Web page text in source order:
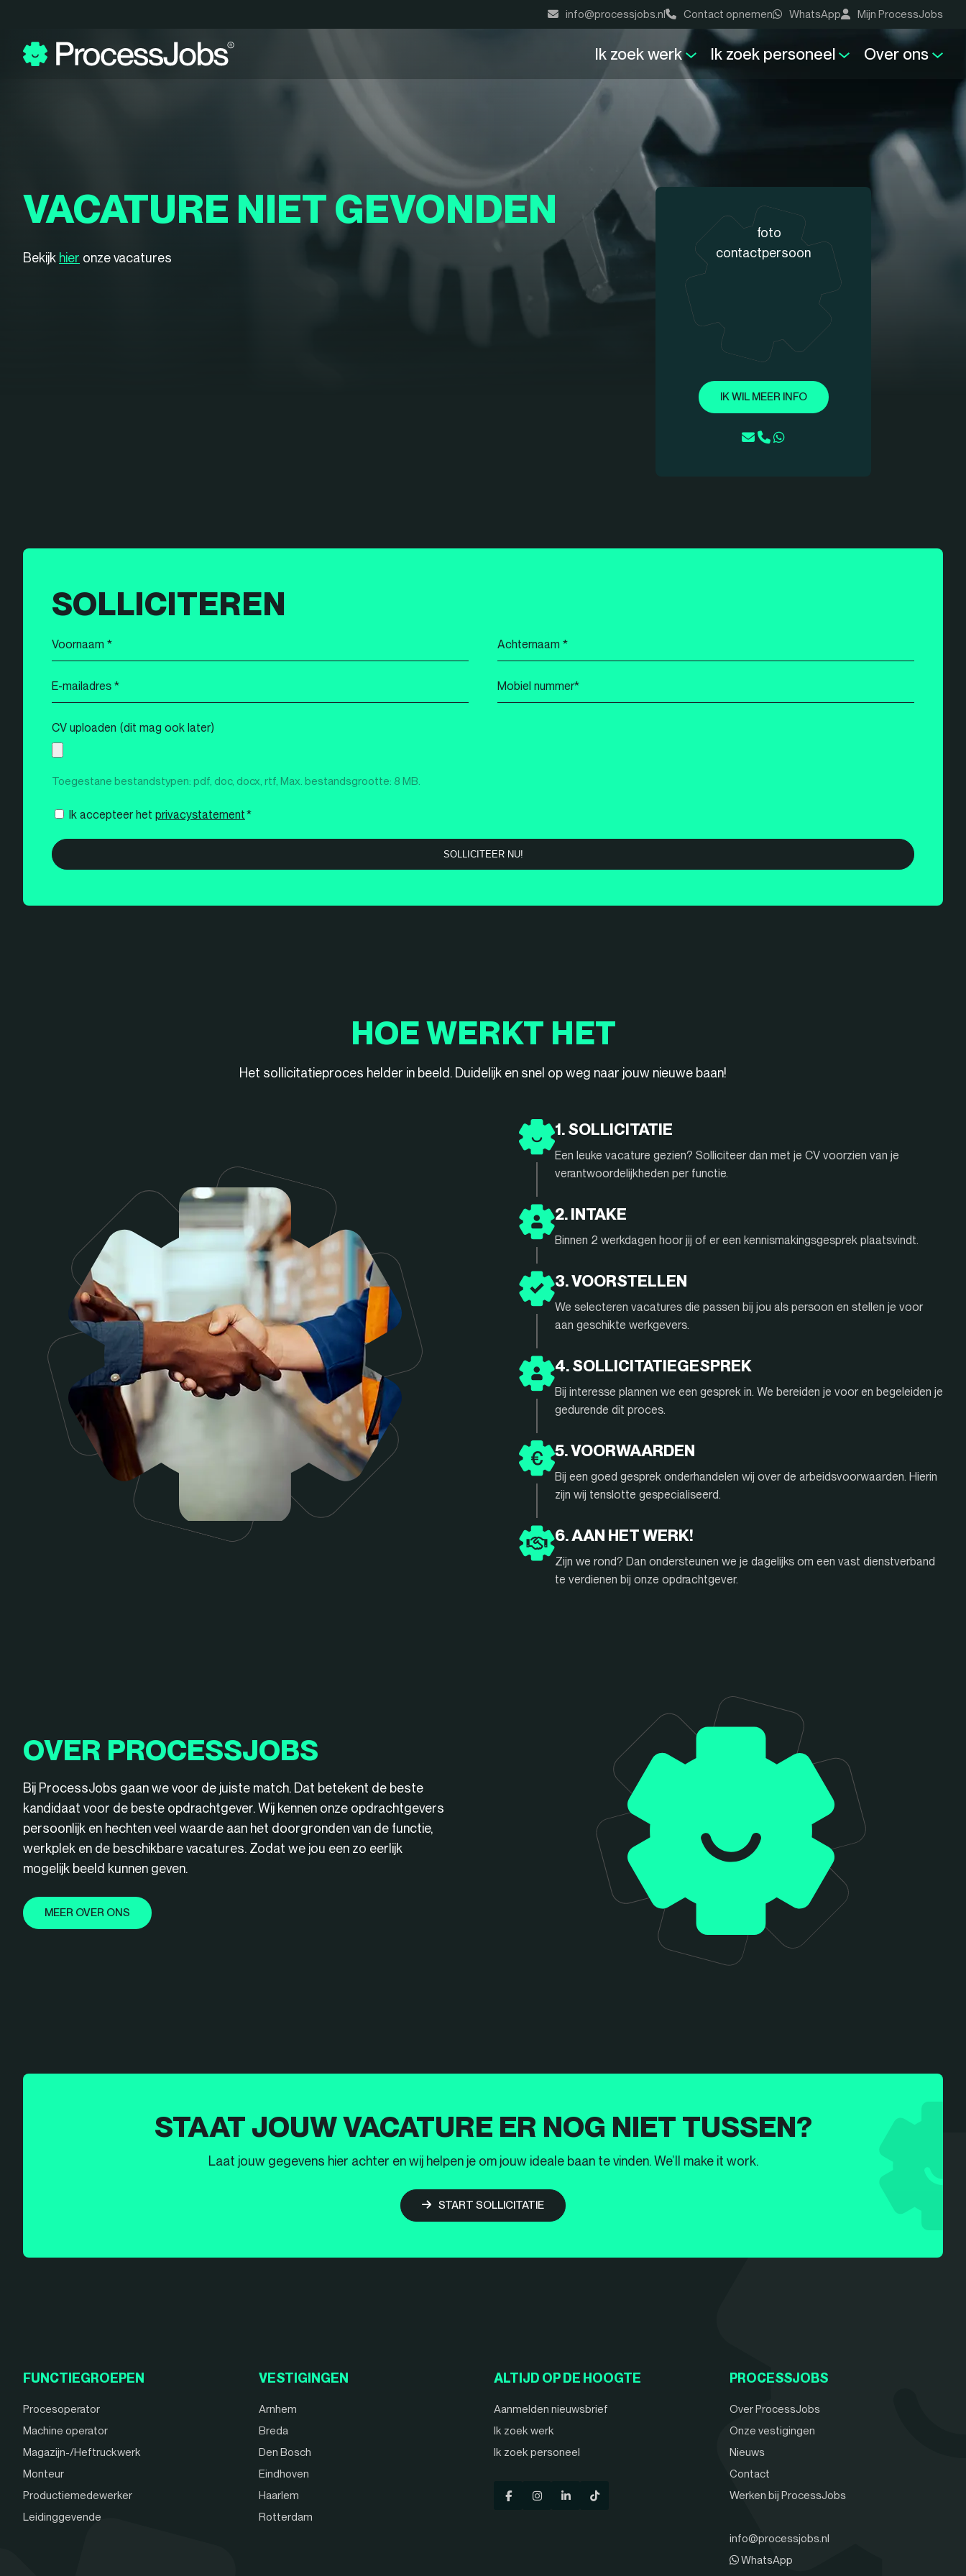
info@processjobs.nl Contact opnemen WhatsApp Mijn ProcessJobs
Ik zoek werk Ik zoek personeel Over ons
VACATURE NIET GEVONDEN
Bekijk hier onze vacatures
IK WIL MEER INFO
SOLLICITEREN
Voornaam
*
Achternaam
*
E-
mailadres
*
Mobiel
nummer
CV uploaden (dit mag ook later)
Toegestane bestandstypen: pdf, doc, docx, rtf, Max. bestandsgrootte: 8 MB.
Instemming
Ik accepteer het privacystatement*
HOE WERKT HET
Het sollicitatieproces helder in beeld. Duidelijk en snel op weg naar jouw nieuwe baan!
1. SOLLICITATIE
Een leuke vacature gezien? Solliciteer dan met je CV voorzien van je
verantwoordelijkheden per functie.
2. INTAKE
Binnen 2 werkdagen hoor jij of er een kennismakingsgesprek plaatsvindt.
3. VOORSTELLEN
We selecteren vacatures die passen bij jou als persoon en stellen je voor
aan geschikte werkgevers.
4. SOLLICITATIEGESPREK
Bij interesse plannen we een gesprek in. We bereiden je voor en begeleiden je
gedurende dit proces.
5. VOORWAARDEN
Bij een goed gesprek onderhandelen wij over de arbeidsvoorwaarden. Hierin
zijn wij tenslotte gespecialiseerd.
6. AAN HET WERK!
Zijn we rond? Dan ondersteunen we je dagelijks om een vast dienstverband
te verdienen bij onze opdrachtgever.
OVER PROCESSJOBS
Bij ProcessJobs gaan we voor de juiste match. Dat betekent de beste
kandidaat voor de beste opdrachtgever. Wij kennen onze opdrachtgevers
persoonlijk en hechten veel waarde aan het doorgronden van de functie,
werkplek en de beschikbare vacatures. Zodat we jou een zo eerlijk
mogelijk beeld kunnen geven.
MEER OVER ONS
STAAT JOUW VACATURE ER NOG NIET TUSSEN?
Laat jouw gegevens hier achter en wij helpen je om jouw ideale baan te vinden. We’ll make it work.
START SOLLICITATIE
FUNCTIEGROEPEN
Procesoperator
Machine operator
Magazijn-/Heftruckwerk
Monteur
Productiemedewerker
Leidinggevende
VESTIGINGEN
Arnhem
Breda
Den Bosch
Eindhoven
Haarlem
Rotterdam
ALTIJD OP DE HOOGTE
Aanmelden nieuwsbrief
Ik zoek werk
Ik zoek personeel
PROCESSJOBS
Over ProcessJobs
Onze vestigingen
Nieuws
Contact
Werken bij ProcessJobs
info@processjobs.nl
WhatsApp